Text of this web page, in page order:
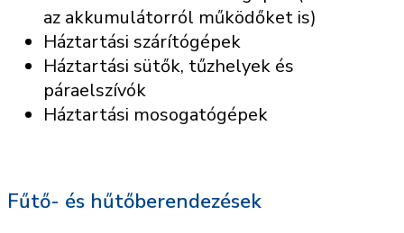
az akkumulátorról működőket is)
Háztartási szárítógépek
Háztartási sütők, tűzhelyek és
páraelszívók
Háztartási mosogatógépek
Fűtő- és hűtőberendezések